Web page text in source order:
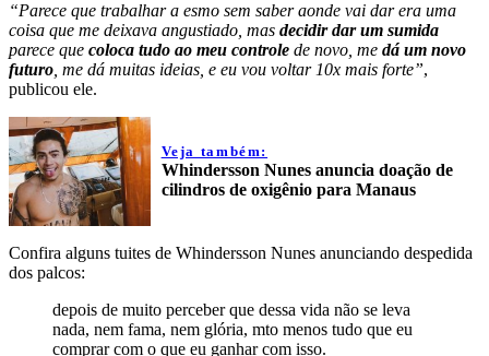
“Parece que trabalhar a esmo sem saber aonde vai dar era uma
coisa que me deixava angustiado, mas decidir dar um sumida
parece que coloca tudo ao meu controle de novo, me dá um novo
futuro , me dá muitas ideias, e eu vou voltar 10x mais forte”,
publicou ele.
Veja também:
Whindersson Nunes anuncia doação de
cilindros de oxigênio para Manaus
Confira alguns tuites de Whindersson Nunes anunciando despedida
dos palcos:
depois de muito perceber que dessa vida não se leva
nada, nem fama, nem glória, mto menos tudo que eu
comprar com o que eu ganhar com isso.